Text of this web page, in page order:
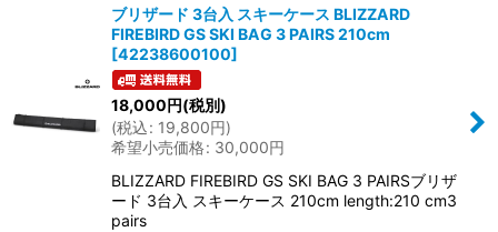
ブリザード 3台入 スキーケース BLIZZARD
FIREBIRD GS SKI BAG 3 PAIRS 210cm
[42238600100]
18,000円(税別)
(税込: 19,800円)
希望小売価格: 30,000円
BLIZZARD FIREBIRD GS SKI BAG 3 PAIRSブリザ
ード 3台入 スキーケース 210cm length:210 cm3
pairs